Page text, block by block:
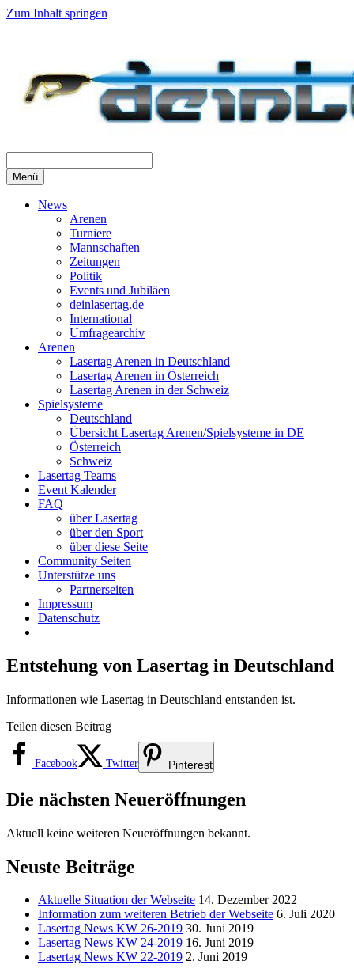
Zum Inhalt springen
Menü
News
Arenen
Turniere
Mannschaften
Zeitungen
Politik
Events und Jubiläen
deinlasertag.de
International
Umfragearchiv
Arenen
Lasertag Arenen in Deutschland
Lasertag Arenen in Österreich
Lasertag Arenen in der Schweiz
Spielsysteme
Deutschland
Übersicht Lasertag Arenen/Spielsysteme in DE
Österreich
Schweiz
Lasertag Teams
Event Kalender
FAQ
über Lasertag
über den Sport
über diese Seite
Community Seiten
Unterstütze uns
Partnerseiten
Impressum
Datenschutz
Entstehung von Lasertag in Deutschland
Informationen wie Lasertag in Deutschland entstanden ist.
Teilen diesen Beitrag
Facebook Twitter Pinterest
Die nächsten Neueröffnungen
Aktuell keine weiteren Neueröffnungen bekannt.
Neuste Beiträge
Aktuelle Situation der Webseite 14. Dezember 2022
Information zum weiteren Betrieb der Webseite 6. Juli 2020
Lasertag News KW 26-2019 30. Juni 2019
Lasertag News KW 24-2019 16. Juni 2019
Lasertag News KW 22-2019 2. Juni 2019